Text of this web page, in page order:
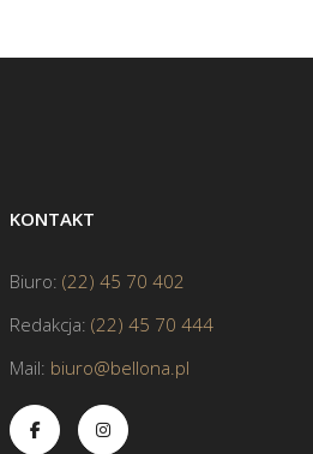
KONTAKT
Biuro: (22) 45 70 402
Redakcja: (22) 45 70 444
Mail: biuro@bellona.pl